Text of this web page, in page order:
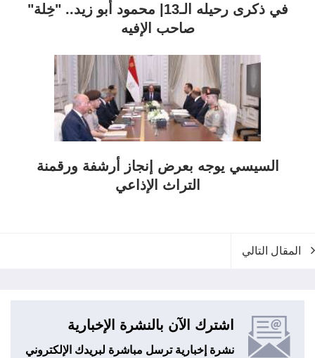
في ذكرى رحيله الـ13| محمود أبو زيد.. "خِلة"
صاحب الإفيه
السيسي يوجه بعرض إنجاز أرشفة ورقمنة
التراث الإذاعي
المقال التالي
اشترك الآن بالنشرة الإخبارية
نشرة إخبارية ترسل مباشرة لبريدك الإلكتروني